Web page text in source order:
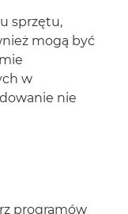
sprzętu,
mogą być
w
nie
programów